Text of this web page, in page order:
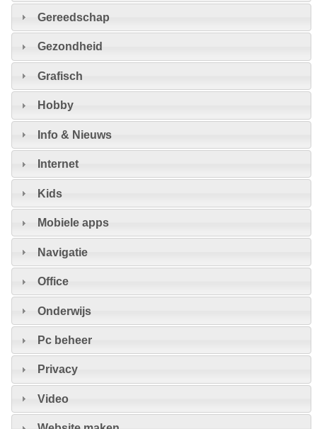
Gereedschap
Gezondheid
Grafisch
Hobby
Info & Nieuws
Internet
Kids
Mobiele apps
Navigatie
Office
Onderwijs
Pc beheer
Privacy
Video